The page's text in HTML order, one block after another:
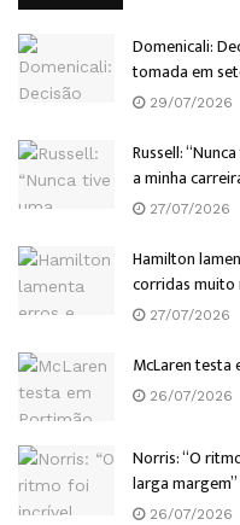
Domenicali:
tomada em
29/07/2026
Russell:
a minha
27/07/2026
Hamilton
corridas muito
27/07/2026
McLaren testa
26/07/2026
Norris: “O
larga margem”
26/07/2026